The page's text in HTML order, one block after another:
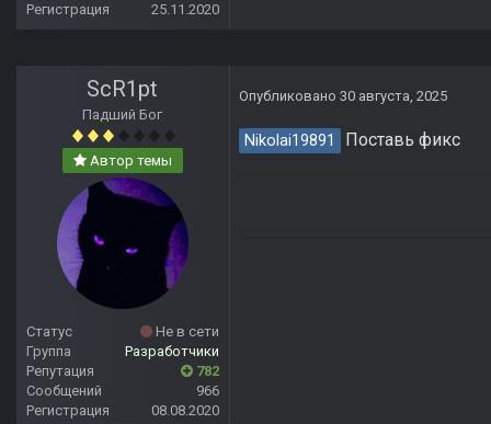
Регистрация
25.11.2020
ScR1pt
Падший Бог
Автор темы
Статус
Не в сети
Группа
Разработчики
Репутация
782
Сообщений
966
Регистрация
08.08.2020
Опубликовано 30 августа, 2025
Nikolai19891 Поставь фикс